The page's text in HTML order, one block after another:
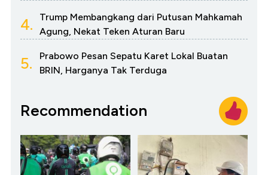
4.
Trump Membangkang dari Putusan Mahkamah
Agung, Nekat Teken Aturan Baru
5.
Prabowo Pesan Sepatu Karet Lokal Buatan
BRIN, Harganya Tak Terduga
Recommendation